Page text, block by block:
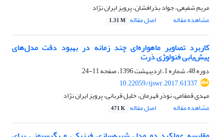
مریم شفیعی، جواد بذرافشان، پرویز ایران نژاد
مشاهده مقاله
اصل مقاله 1.31 M
کاربرد تصاویر ماهواره‌ای چند زمانه در بهبود دقت مدل‌های
پیش‌یابی فنولوژی ذرت
دوره 48، شماره 1، اردیبهشت 1396، صفحه
11-24
10.22059/ijswr.2017.61337
مهدی قمقامی، نوذر قهرمان، خلیل قربانی، پرویز ایران نژاد
مشاهده مقاله
اصل مقاله 471 K